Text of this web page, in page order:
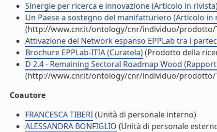
Sinergie per ricerca e innovazione (Articolo in
Un Paese a sostegno del manifatturiero (Articolo in
(http://www.cnr.it/ontology/cnr/individuo/prodotto/
Attivazione del Network espanso EPPLab tra i
Brochure EPPLab-ITIA (Curatela)(Prodotto della
D 2.4 - Remaining Sectoral Roadmap Wood
(http://www.cnr.it/ontology/cnr/individuo/prodotto/
Coautore
FRANCESCA TIBERI(Unità di personale interno)
ALESSANDRA BONFIGLIO (Unità di personale